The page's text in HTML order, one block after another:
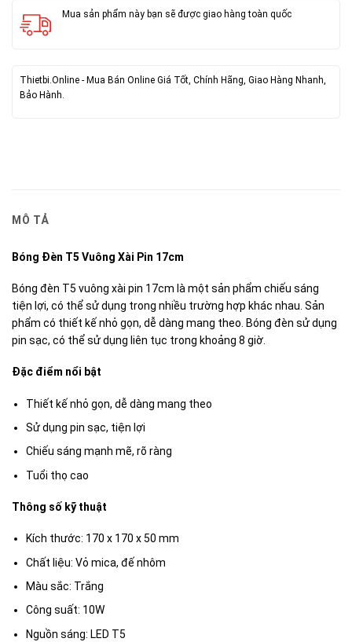
Mua sản phẩm này bạn sẽ được giao hàng toàn quốc
Thietbi.Online - Mua Bán Online Giá Tốt, Chính Hãng, Giao Hàng Nhanh,
Bảo Hành.
MÔ TẢ
Bóng Đèn T5 Vuông Xài Pin 17cm
Bóng đèn T5 vuông xài pin 17cm là một sản phẩm chiếu sáng
tiện lợi, có thể sử dụng trong nhiều trường hợp khác nhau. Sản
phẩm có thiết kế nhỏ gọn, dễ dàng mang theo. Bóng đèn sử dụng
pin sạc, có thể sử dụng liên tục trong khoảng 8 giờ.
Đặc điểm nổi bật
Thiết kế nhỏ gọn, dễ dàng mang theo
Sử dụng pin sạc, tiện lợi
Chiếu sáng mạnh mẽ, rõ ràng
Tuổi thọ cao
Thông số kỹ thuật
Kích thước: 170 x 170 x 50 mm
Chất liệu: Vỏ mica, đế nhôm
Màu sắc: Trắng
Công suất: 10W
Nguồn sáng: LED T5